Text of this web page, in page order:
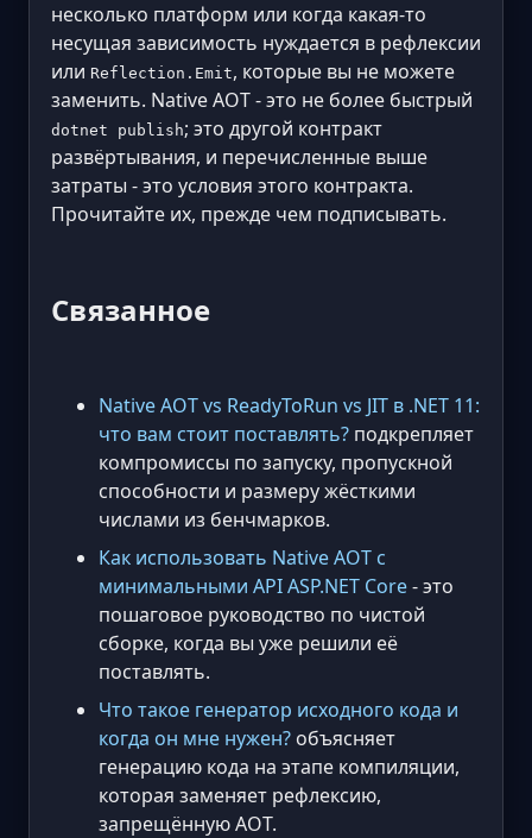
несколько платформ или когда какая-то
несущая зависимость нуждается в рефлексии
или Reflection.Emit, которые вы не можете
заменить. Native AOT - это не более быстрый
dotnet publish; это другой контракт
развёртывания, и перечисленные выше
затраты - это условия этого контракта.
Прочитайте их, прежде чем подписывать.
Связанное
Native AOT vs ReadyToRun vs JIT в .NET 11:
что вам стоит поставлять? подкрепляет
компромиссы по запуску, пропускной
способности и размеру жёсткими
числами из бенчмарков.
Как использовать Native AOT с
минимальными API ASP.NET Core- это
пошаговое руководство по чистой
сборке, когда вы уже решили её
поставлять.
Что такое генератор исходного кода и
когда он мне нужен? объясняет
генерацию кода на этапе компиляции,
которая заменяет рефлексию,
запрещённую AOT.